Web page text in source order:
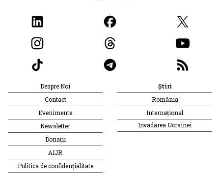
Despre Noi
Contact
Evenimente
Newsletter
Donații
AIJR
Politica de confidențialitate
Știri
România
Internațional
Invadarea Ucrainei